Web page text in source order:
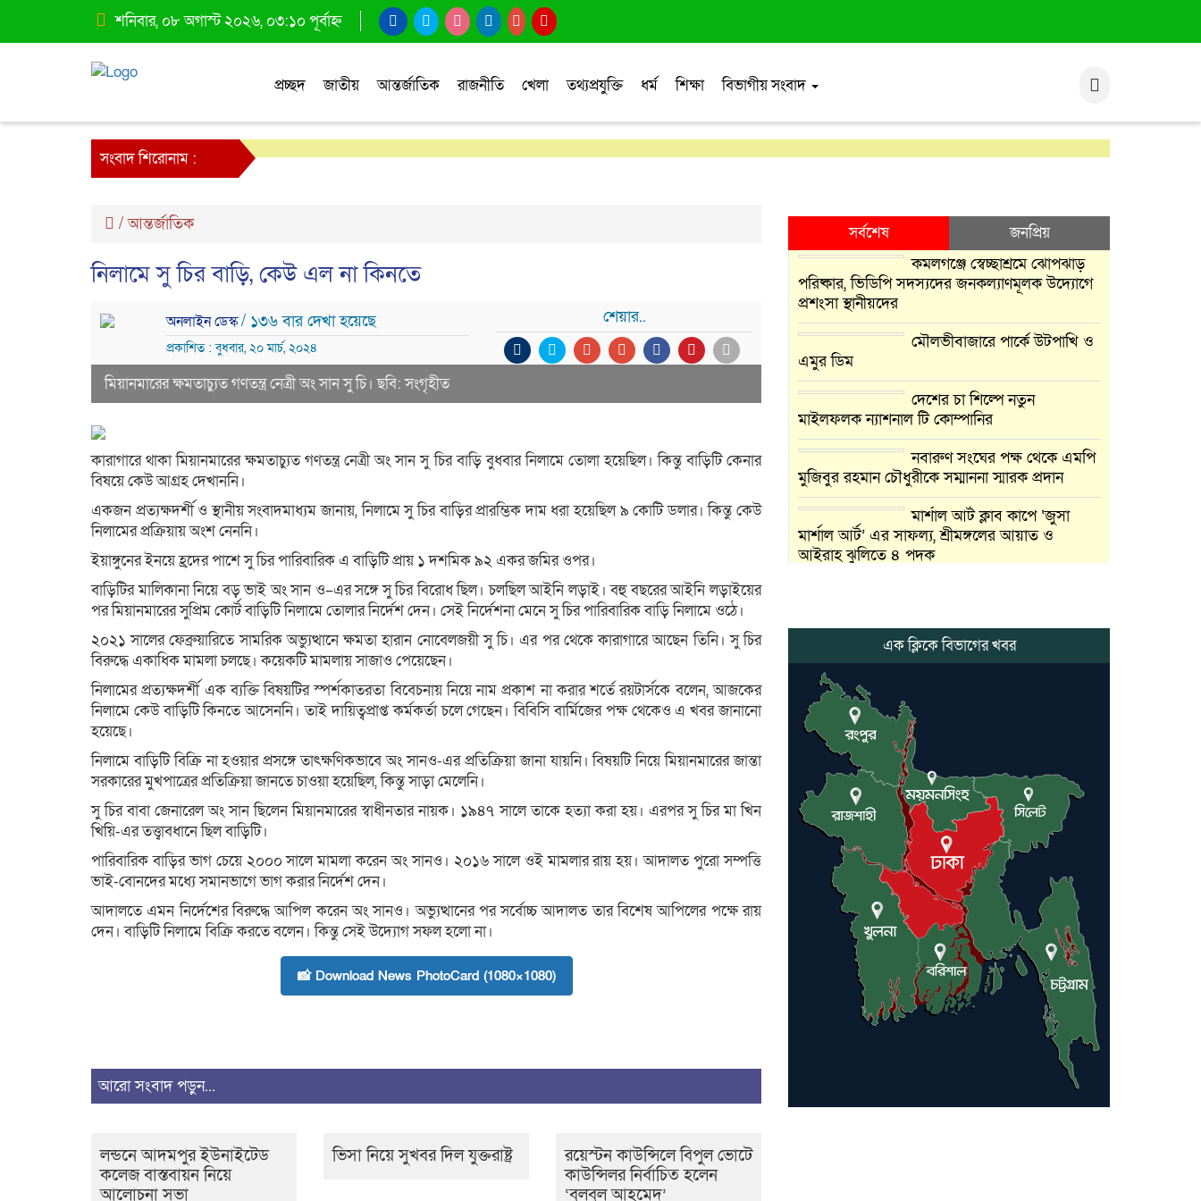
শনিবার, ০৮ অগাস্ট ২০২৬, ০৩:১০ পূর্বাহ্ন
প্রচ্ছদ জাতীয় আন্তর্জাতিক রাজনীতি খেলা তথ্যপ্রযুক্তি ধর্ম শিক্ষা বিভাগীয় সংবাদ
সংবাদ শিরোনাম :
/আন্তর্জাতিক
নিলামে সু চির বাড়ি, কেউ এল না কিনতে
অনলাইন ডেস্ক/ ১৩৬ বার দেখা হয়েছে
প্রকাশিত : বুধবার, ২০ মার্চ, ২০২৪
শেয়ার..
মিয়ানমারের ক্ষমতাচ্যুত গণতন্ত্র নেত্রী অং সান সু চি। ছবি: সংগৃহীত
কারাগারে থাকা মিয়ানমারের ক্ষমতাচ্যুত গণতন্ত্র নেত্রী অং সান সু চির বাড়ি বুধবার নিলামে তোলা হয়েছিল। কিন্তু বাড়িটি কেনার
বিষয়ে কেউ আগ্রহ দেখাননি।
একজন প্রত্যক্ষদর্শী ও স্থানীয় সংবাদমাধ্যম জানায়, নিলামে সু চির বাড়ির প্রারম্ভিক দাম ধরা হয়েছিল ৯ কোটি ডলার। কিন্তু কেউ
নিলামের প্রক্রিয়ায় অংশ নেননি।
ইয়াঙ্গুনের ইনয়ে হ্রদের পাশে সু চির পারিবারিক এ বাড়িটি প্রায় ১ দশমিক ৯২ একর জমির ওপর।
বাড়িটির মালিকানা নিয়ে বড় ভাই অং সান ও–এর সঙ্গে সু চির বিরোধ ছিল। চলছিল আইনি লড়াই। বহু বছরের আইনি লড়াইয়ের
পর মিয়ানমারের সুপ্রিম কোর্ট বাড়িটি নিলামে তোলার নির্দেশ দেন। সেই নির্দেশনা মেনে সু চির পারিবারিক বাড়ি নিলামে ওঠে।
২০২১ সালের ফেব্রুয়ারিতে সামরিক অভ্যুত্থানে ক্ষমতা হারান নোবেলজয়ী সু চি। এর পর থেকে কারাগারে আছেন তিনি। সু চির
বিরুদ্ধে একাধিক মামলা চলছে। কয়েকটি মামলায় সাজাও পেয়েছেন।
নিলামের প্রত্যক্ষদর্শী এক ব্যক্তি বিষয়টির স্পর্শকাতরতা বিবেচনায় নিয়ে নাম প্রকাশ না করার শর্তে রয়টার্সকে বলেন, আজকের
নিলামে কেউ বাড়িটি কিনতে আসেননি। তাই দায়িত্বপ্রাপ্ত কর্মকর্তা চলে গেছেন। বিবিসি বার্মিজের পক্ষ থেকেও এ খবর জানানো
হয়েছে।
নিলামে বাড়িটি বিক্রি না হওয়ার প্রসঙ্গে তাৎক্ষণিকভাবে অং সানও-এর প্রতিক্রিয়া জানা যায়নি। বিষয়টি নিয়ে মিয়ানমারের জান্তা
সরকারের মুখপাত্রের প্রতিক্রিয়া জানতে চাওয়া হয়েছিল, কিন্তু সাড়া মেলেনি।
সু চির বাবা জেনারেল অং সান ছিলেন মিয়ানমারের স্বাধীনতার নায়ক। ১৯৪৭ সালে তাকে হত্যা করা হয়। এরপর সু চির মা খিন
খিয়ি-এর তত্ত্বাবধানে ছিল বাড়িটি।
পারিবারিক বাড়ির ভাগ চেয়ে ২০০০ সালে মামলা করেন অং সানও। ২০১৬ সালে ওই মামলার রায় হয়। আদালত পুরো সম্পত্তি
ভাই-বোনদের মধ্যে সমানভাগে ভাগ করার নির্দেশ দেন।
আদালতে এমন নির্দেশের বিরুদ্ধে আপিল করেন অং সানও। অভ্যুত্থানের পর সর্বোচ্চ আদালত তার বিশেষ আপিলের পক্ষে রায়
দেন। বাড়িটি নিলামে বিক্রি করতে বলেন। কিন্তু সেই উদ্যোগ সফল হলো না।
📸 Download News PhotoCard (1080×1080)
আরো সংবাদ পড়ুন...
লন্ডনে আদমপুর ইউনাইটেড
কলেজ বাস্তবায়ন নিয়ে
আলোচনা সভা
ভিসা নিয়ে সুখবর দিল যুক্তরাষ্ট্র
রয়েস্টন কাউন্সিলে বিপুল ভোটে
কাউন্সিলর নির্বাচিত হলেন
‘বুলবুল আহমেদ’
সর্বশেষ
জনপ্রিয়
কমলগঞ্জে স্বেচ্ছাশ্রমে ঝোপঝাড়
পরিষ্কার, ভিডিপি সদস্যদের জনকল্যাণমূলক উদ্যোগে
প্রশংসা স্থানীয়দের
মৌলভীবাজারে পার্কে উটপাখি ও
এমুর ডিম
দেশের চা শিল্পে নতুন
মাইলফলক ন্যাশনাল টি কোম্পানির
নবারুণ সংঘের পক্ষ থেকে এমপি
মুজিবুর রহমান চৌধুরীকে সম্মাননা স্মারক প্রদান
মার্শাল আর্ট ক্লাব কাপে ‘জুসা
মার্শাল আর্ট’ এর সাফল্য, শ্রীমঙ্গলের আয়াত ও
আইরাহ ঝুলিতে ৪ পদক
হকের মৃত্যুতে,এলাকায় শোকের
ছায়া
আটকে হয়রানির অভিযোগ,
বিএনপির সাবেক সভাপতির
কমলগঞ্জে ডোবা থেকে অজ্ঞাত
ব্যক্তির গলিত মরদেহ উদ্ধার
লন্ডনে আদমপুর ইউনাইটেড
কলেজ বাস্তবায়ন নিয়ে আলোচনা সভা
আন্তর্জাতিক মানবাধিকার
সম্মেলনে বিশেষ সম্মাননা পেলেন
ফারুক খাঁন, শ্রীমঙ্গলে সংবর্ধনা
এক ক্লিকে বিভাগের খবর